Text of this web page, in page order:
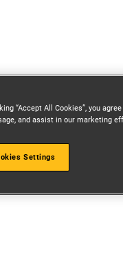
“Accept All Cookies”, you
and assist in our marketing
Settings